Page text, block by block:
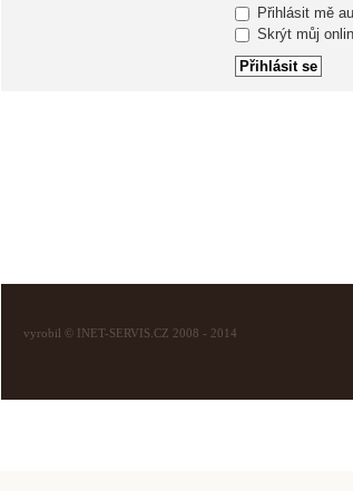
Přihlásit mě
Skrýt můj
vyrobil © INET-SERVIS.CZ 2008 - 2014